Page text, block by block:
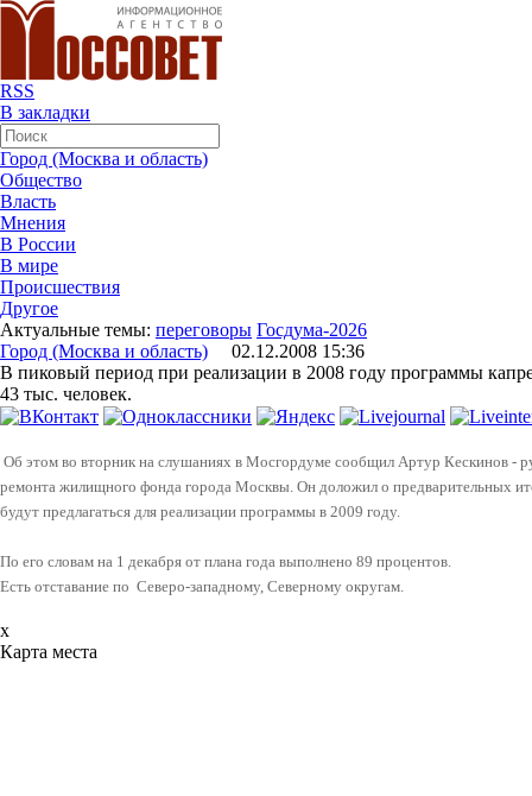
RSS
В закладки
Город (Москва и область)
Общество
Власть
Мнения
В России
В мире
Происшествия
Другое
Актуальные темы: переговоры Госдума-2026
Город (Москва и область) 02.12.2008 15:36
В пиковый период при реализации в 2008 году программы
43 тыс. человек.
Об этом во вторник на слушаниях в Мосгордуме сообщил Артур Кескинов -
ремонта жилищного фонда города Москвы. Он доложил о предварительных
будут предлагаться для реализации программы в 2009 году.
По его словам на 1 декабря от плана года выполнено 89 процентов.
Есть отставание по Северо-западному, Северному округам.
x
Карта места